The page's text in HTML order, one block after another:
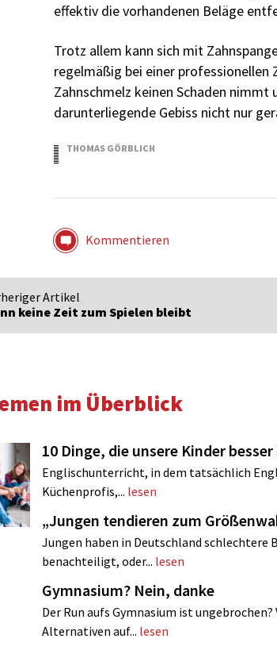
effektiv die vorhandenen Beläge
Trotz allem kann sich mit
regelmäßig bei einer
Zahnschmelz keinen Schaden
darunterliegende Gebiss nicht nur
THOMAS GÖRBLICH
Kommentieren
Artikel
keine Zeit zum Spielen bleibt
im Überblick
10 Dinge, die unsere Kinder
Englischunterricht, in dem tatsächlich
Küchenprofis,... lesen
„Jungen tendieren zum
Jungen haben in Deutschland schlechtere
benachteiligt, oder... lesen
Gymnasium? Nein, danke
Der Run aufs Gymnasium ist
Alternativen auf... lesen